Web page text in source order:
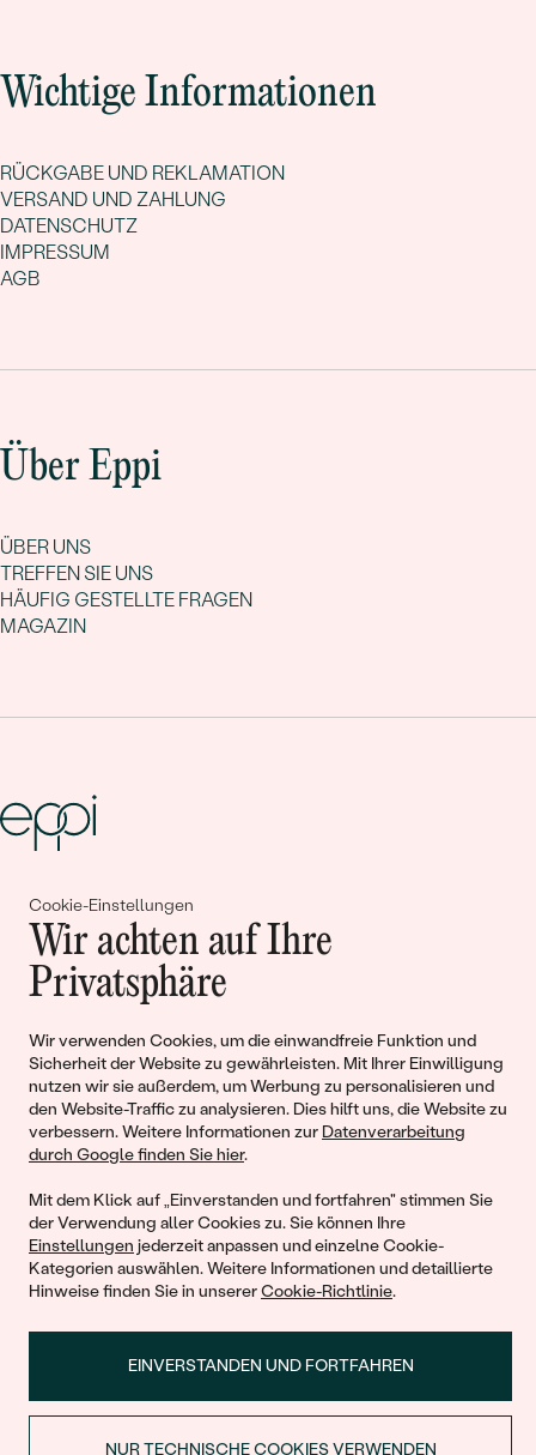
Cookie-Einstellungen
Wir achten auf Ihre
Privatsphäre
Wir verwenden Cookies, um die einwandfreie Funktion und
Sicherheit der Website zu gewährleisten. Mit Ihrer Einwilligung
nutzen wir sie außerdem, um Werbung zu personalisieren und
den Website-Traffic zu analysieren. Dies hilft uns, die Website zu
verbessern. Weitere Informationen zur Datenverarbeitung
durch Google finden Sie hier.
Mit dem Klick auf „Einverstanden und fortfahren" stimmen Sie
der Verwendung aller Cookies zu. Sie können Ihre
Einstellungen jederzeit anpassen und einzelne Cookie-
Kategorien auswählen. Weitere Informationen und detaillierte
Hinweise finden Sie in unsererCookie-Richtlinie.
EINVERSTANDEN UND FORTFAHREN
NUR TECHNISCHE COOKIES VERWENDEN
Wichtige Informationen
RÜCKGABE UND REKLAMATION
VERSAND UND ZAHLUNG
DATENSCHUTZ
IMPRESSUM
AGB
Über Eppi
ÜBER UNS
TREFFEN SIE UNS
HÄUFIG GESTELLTE FRAGEN
MAGAZIN
Gemeinsam erschaffen wir
Geschichten von Schönheit und
Liebe
Begleiten Sie uns!
© 2011 - 2026, Eppi.de